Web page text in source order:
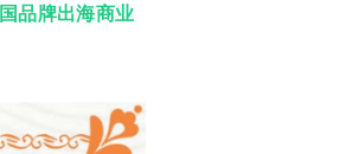
品牌出海商业